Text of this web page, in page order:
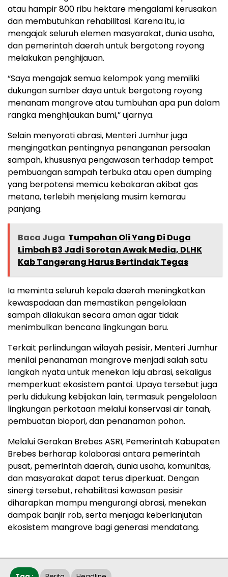
atau hampir 800 ribu hektare mengalami kerusakan
dan membutuhkan rehabilitasi. Karena itu, ia
mengajak seluruh elemen masyarakat, dunia usaha,
dan pemerintah daerah untuk bergotong royong
melakukan penghijauan.
“Saya mengajak semua kelompok yang memiliki
dukungan sumber daya untuk bergotong royong
menanam mangrove atau tumbuhan apa pun dalam
rangka menghijaukan bumi,” ujarnya.
Selain menyoroti abrasi, Menteri Jumhur juga
mengingatkan pentingnya penanganan persoalan
sampah, khususnya pengawasan terhadap tempat
pembuangan sampah terbuka atau open dumping
yang berpotensi memicu kebakaran akibat gas
metana, terlebih menjelang musim kemarau
panjang.
Baca Juga Tumpahan Oli Yang Di Duga
Limbah B3 Jadi Sorotan Awak Media, DLHK
Kab Tangerang Harus Bertindak Tegas
Ia meminta seluruh kepala daerah meningkatkan
kewaspadaan dan memastikan pengelolaan
sampah dilakukan secara aman agar tidak
menimbulkan bencana lingkungan baru.
Terkait perlindungan wilayah pesisir, Menteri Jumhur
menilai penanaman mangrove menjadi salah satu
langkah nyata untuk menekan laju abrasi, sekaligus
memperkuat ekosistem pantai. Upaya tersebut juga
perlu didukung kebijakan lain, termasuk pengelolaan
lingkungan perkotaan melalui konservasi air tanah,
pembuatan biopori, dan penanaman pohon.
Melalui Gerakan Brebes ASRI, Pemerintah Kabupaten
Brebes berharap kolaborasi antara pemerintah
pusat, pemerintah daerah, dunia usaha, komunitas,
dan masyarakat dapat terus diperkuat. Dengan
sinergi tersebut, rehabilitasi kawasan pesisir
diharapkan mampu mengurangi abrasi, menekan
dampak banjir rob, serta menjaga keberlanjutan
ekosistem mangrove bagi generasi mendatang.